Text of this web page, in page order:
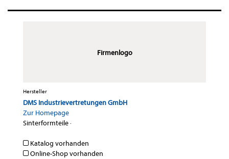
Firmenlogo
Hersteller
DMS Industrievertretungen GmbH
Zur Homepage
Sinterformteile·
Katalog vorhanden
Online-Shop vorhanden